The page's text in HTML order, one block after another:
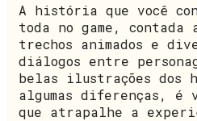
A história que você
toda no game, contada
trechos animados e
diálogos entre
belas ilustrações dos
algumas diferenças, é
que atrapalhe a